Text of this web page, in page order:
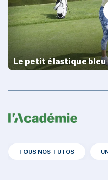
Le petit élastique bleu
TOUS NOS TUTOS